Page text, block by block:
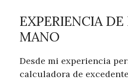
EXPERIENCIA
MANO
Desde mi experiencia
calculadora de